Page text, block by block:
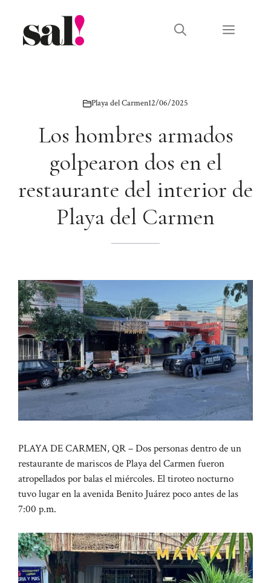
contenido
Menú
Playa del Carmen12/06/2025
Los hombres armados
golpearon dos en el
restaurante del interior de
Playa del Carmen
PLAYA DE CARMEN, QR – Dos personas dentro de un
restaurante de mariscos de Playa del Carmen fueron
atropellados por balas el miércoles. El tiroteo nocturno
tuvo lugar en la avenida Benito Juárez poco antes de las
7:00 p.m.